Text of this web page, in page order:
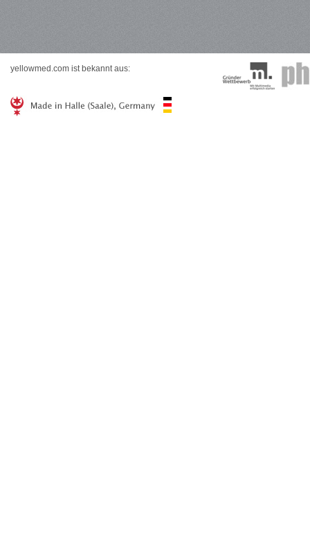
yellowmed.com ist bekannt aus: